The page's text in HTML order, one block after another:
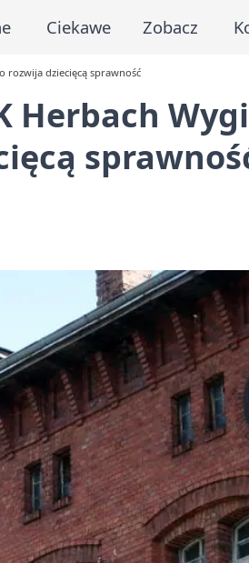
Ciekawe Zobacz
rozwija dziecięcą sprawność
Herbach